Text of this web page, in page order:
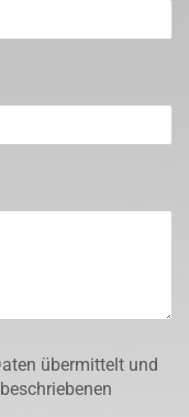
übermittelt und